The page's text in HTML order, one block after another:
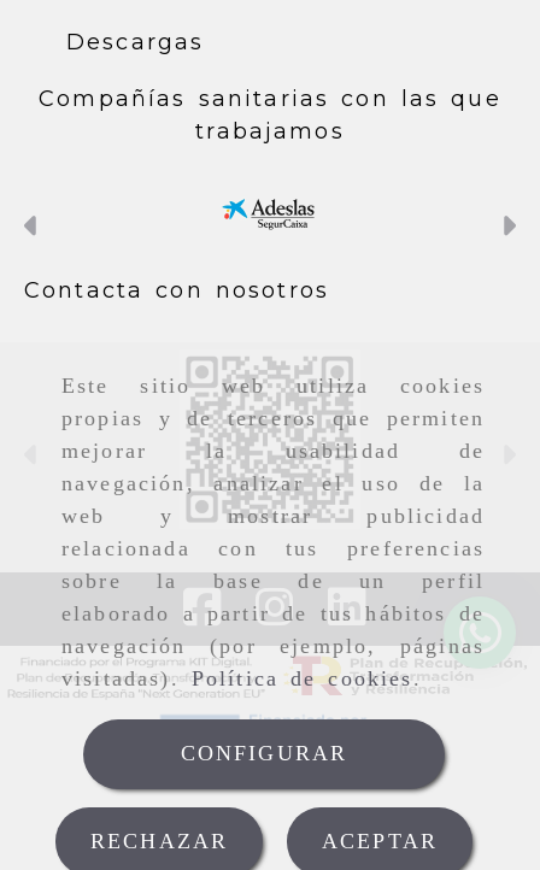
Este sitio web utiliza cookies
propias y de terceros que permiten
mejorar la usabilidad de
navegación, analizar el uso de la
web y mostrar publicidad
relacionada con tus preferencias
sobre la base de un perfil
elaborado a partir de tus hábitos de
navegación (por ejemplo, páginas
visitadas).Política de cookies.
CONFIGURAR
RECHAZAR ACEPTAR
Descargas
Compañías sanitarias con las que
trabajamos
Contacta con nosotros
Anterior